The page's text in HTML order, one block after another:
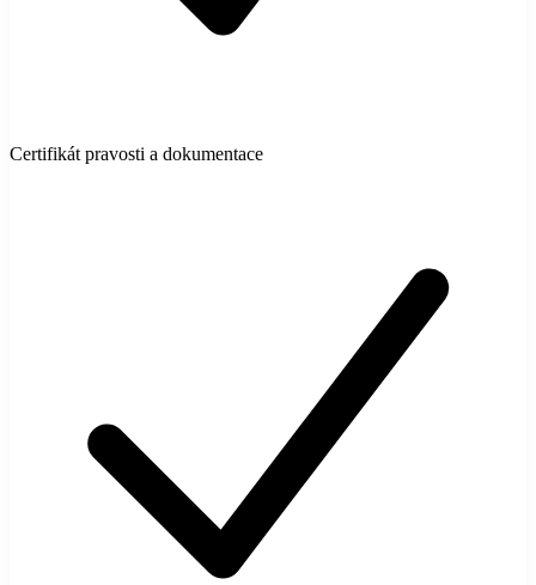
Certifikát pravosti a dokumentace